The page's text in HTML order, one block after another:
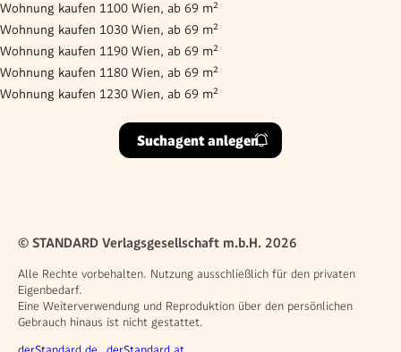
Wohnung kaufen 1100 Wien, ab 69 m²
Wohnung kaufen 1030 Wien, ab 69 m²
Wohnung kaufen 1190 Wien, ab 69 m²
Wohnung kaufen 1180 Wien, ab 69 m²
Wohnung kaufen 1230 Wien, ab 69 m²
Suchagent anlegen
© STANDARD Verlagsgesellschaft m.b.H. 2026
Alle Rechte vorbehalten. Nutzung ausschließlich für den privaten
Eigenbedarf.
Eine Weiterverwendung und Reproduktion über den persönlichen
Gebrauch hinaus ist nicht gestattet.